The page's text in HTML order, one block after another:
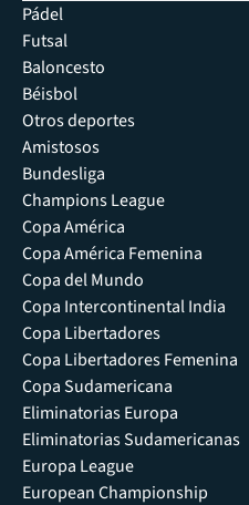
Pádel
Futsal
Baloncesto
Béisbol
Otros deportes
Amistosos
Bundesliga
Champions League
Copa América
Copa América Femenina
Copa del Mundo
Copa Intercontinental India
Copa Libertadores
Copa Libertadores Femenina
Copa Sudamericana
Eliminatorias Europa
Eliminatorias Sudamericanas
Europa League
European Championship